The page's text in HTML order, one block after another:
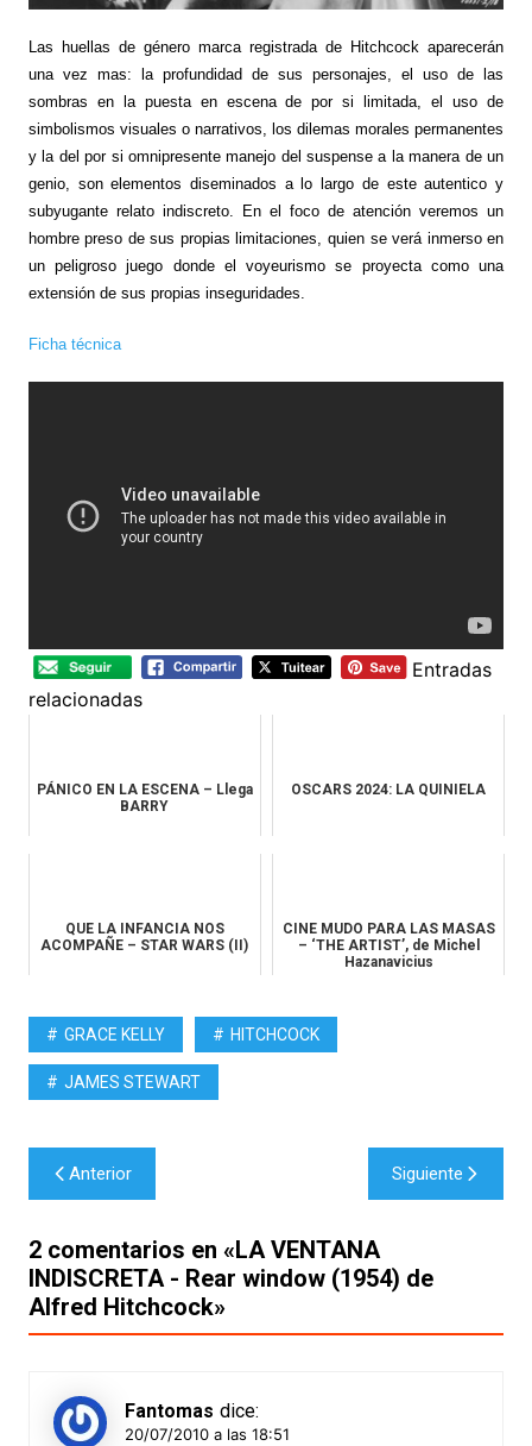
Las huellas de género marca registrada de Hitchcock aparecerán
una vez mas: la profundidad de sus personajes, el uso de las
sombras en la puesta en escena de por si limitada, el uso de
simbolismos visuales o narrativos, los dilemas morales permanentes
y la del por si omnipresente manejo del suspense a la manera de un
genio, son elementos diseminados a lo largo de este autentico y
subyugante relato indiscreto. En el foco de atención veremos un
hombre preso de sus propias limitaciones, quien se verá inmerso en
un peligroso juego donde el voyeurismo se proyecta como una
extensión de sus propias inseguridades.
Ficha técnica
Entradas
relacionadas
PÁNICO EN LA ESCENA – Llega
BARRY
OSCARS 2024: LA QUINIELA
QUE LA INFANCIA NOS
ACOMPAÑE – STAR WARS (II)
CINE MUDO PARA LAS MASAS
– ‘THE ARTIST’, de Michel
Hazanavicius
GRACE KELLY HITCHCOCK
JAMES STEWART
Navegación
de
entradas
Anterior Siguiente
2 comentarios en «LA VENTANA
INDISCRETA - Rear window (1954) de
Alfred Hitchcock»
Fantomas dice:
20/07/2010 a las 18:51